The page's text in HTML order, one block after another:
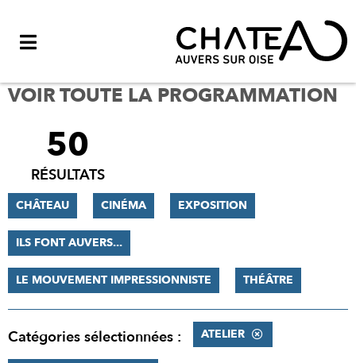
VOIR TOUTE LA PROGRAMMATION
FILTRER
RÉSULTATS
50
RÉSULTATS
CHÂTEAU CINÉMA EXPOSITION
ILS FONT AUVERS...
LE MOUVEMENT IMPRESSIONNISTE THÉÂTRE
Catégories sélectionnées : ATELIER